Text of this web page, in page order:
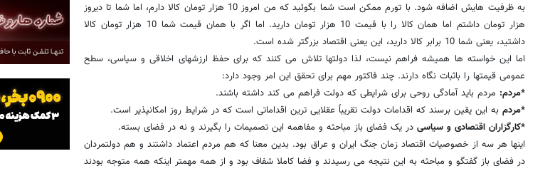
به ظرفیت هایش اضافه شود. با تورم ممکن است شما بگوئید که من امروز 10 هزار تومان کالا دارم، اما شما تا دیروز
هزار تومان داشتم اما همان کالا را با قیمت 10 هزار تومان دارید. اما اگر با همان قیمت شما 10 هزار تومان کالا
داشتید، یعنی شما 10 برابر کالا دارید، این یعنی اقتصاد بزرگتر شده است.
اما این خواسته ها همیشه فراهم نیست، لذا دولتها تلاش می کنند که برای حفظ ارزشهای اخلاقی و سیاسی، سطح
عمومی قیمتها را باثبات نگاه دارند. چند فاکتور مهم برای تحقق این امر وجود دارد:
*مردم: مردم باید آمادگی روحی برای شرایطی که دولت فراهم می کند داشته باشند.
*مردم به این یقین برسند که اقدامات دولت تقریباً عقلایی ترین اقداماتی است که در شرایط روز امکانپذیر است.
*کارگزاران اقتصادی و سیاسی در یک فضای باز مباحثه و مفاهمه این تصمیمات را بگیرند و نه در فضای بسته.
اینها هر سه از خصوصیات اقتصاد زمان جنگ ایران و عراق بود. بدین معنا که هم مردم اعتماد داشتند و هم دولتمردان
در فضای باز گفتگو و مباحثه به این نتیجه می رسیدند و فضا کاملا شفاف بود و از همه مهمتر اینکه همه متوجه بودند